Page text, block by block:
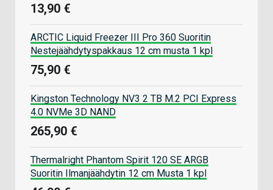
13,90 €
ARCTIC Liquid Freezer III Pro 360 Suoritin
Nestejäähdytyspakkaus 12 cm musta 1 kpl
75,90 €
Kingston Technology NV3 2 TB M.2 PCI Express
4.0 NVMe 3D NAND
265,90 €
Thermalright Phantom Spirit 120 SE ARGB
Suoritin Ilmanjäähdytin 12 cm Musta 1 kpl